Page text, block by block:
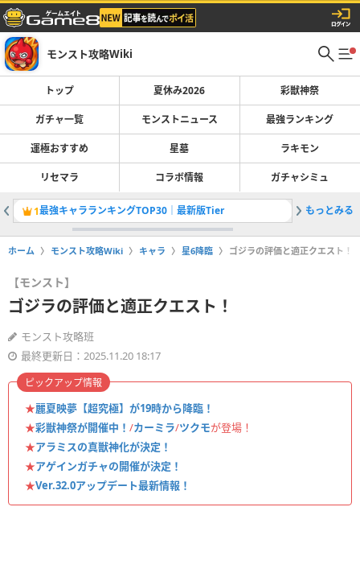
モンスト攻略Wiki
トップ 夏休み2026 彩獣神祭
ガチャ一覧 モンストニュース 最強ランキング
運極おすすめ 星墓 ラキモン
リセマラ コラボ情報 ガチャシミュ
1最強キャラランキングTOP30｜最新版Tier 2彩獣神
もっとみる
ホーム モンスト攻略Wiki キャラ 星6降臨 ゴジラの評価と適正クエスト！
【モンスト】
ゴジラの評価と適正クエスト！
モンスト攻略班
最終更新日：2025.11.20 18:17
★麗夏映夢【超究極】が19時から降臨！
★彩獣神祭が開催中！ /カーミラ/ツクモが登場！
★アラミスの真獣神化が決定！
★アゲインガチャの開催が決定！
★Ver.32.0アップデート最新情報！
ピックアップ情報